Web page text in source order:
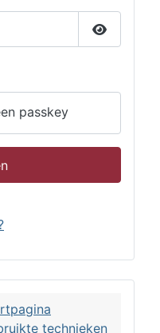
Toon
passkey
technieken